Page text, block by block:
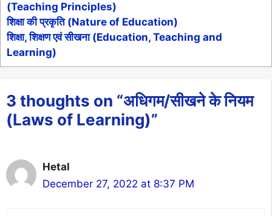
(Teaching Principles)
शिक्षा की प्रकृति (Nature of Education)
शिक्षा, शिक्षण एवं सीखना (Education, Teaching and
Learning)
3 thoughts on “अधिगम/सीखने के नियम
(Laws of Learning)”
Hetal
December 27, 2022 at 8:37 PM